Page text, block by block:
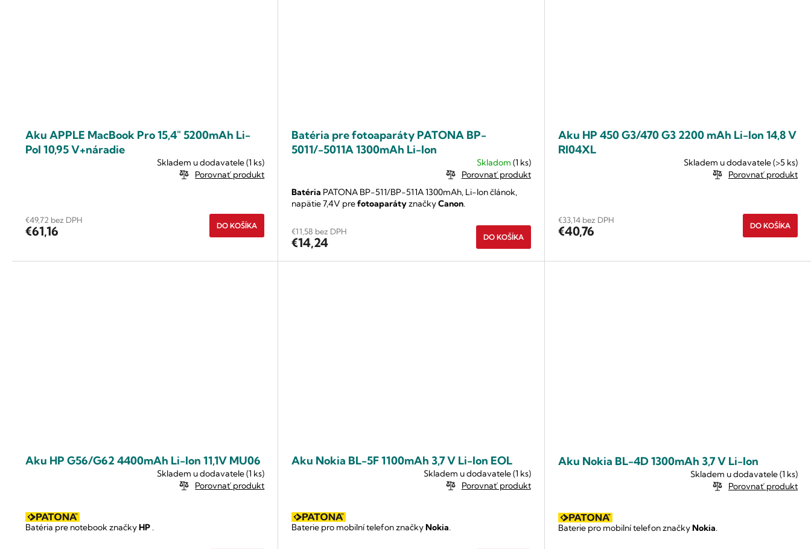
Aku APPLE MacBook Pro 15,4" 5200mAh Li-
Pol 10,95 V+náradie
Skladem u dodavatele(1 ks)
Porovnať produkt
€49,72 bez DPH
€61,16 DO KOŠÍKA
Batéria pre fotoaparáty PATONA BP-
5011/-5011A 1300mAh Li-Ion
Skladom (1 ks)
Porovnať produkt
€11,58 bez DPH
€14,24 DO KOŠÍKA
Batéria PATONA BP-511/BP-511A 1300mAh, Li-lon článok,
napätie 7,4V prefotoaparátyznačkyCanon.
Aku HP 450 G3/470 G3 2200 mAh Li-lon 14,8 V
RI04XL
Skladem u dodavatele(>5 ks)
Porovnať produkt
€33,14 bez DPH
€40,76 DO KOŠÍKA
Aku HP G56/G62 4400mAh Li-Ion 11,1V MU06
Skladem u dodavatele(1 ks)
Porovnať produkt
Batéria pre notebook značkyHP .
Aku Nokia BL-5F 1100mAh 3,7 V Li-Ion EOL
Skladem u dodavatele(1 ks)
Porovnať produkt
Baterie pro mobilní telefon značkyNokia.
Aku Nokia BL-4D 1300mAh 3,7 V Li-Ion
Skladem u dodavatele(1 ks)
Porovnať produkt
Baterie pro mobilní telefon značkyNokia.